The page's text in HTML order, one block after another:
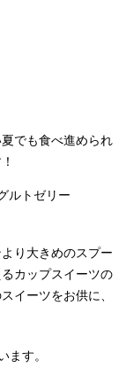
でも食べ進められ
ルトゼリー
り大きめのスプー
カップスイーツの
イーツをお供に、
ます。